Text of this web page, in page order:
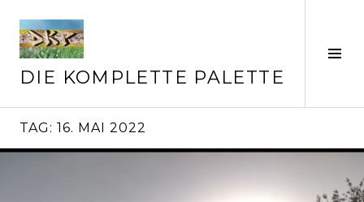
zum
Inhalt
DIE KOMPLETTE PALETTE
TAG: 16. MAI 2022